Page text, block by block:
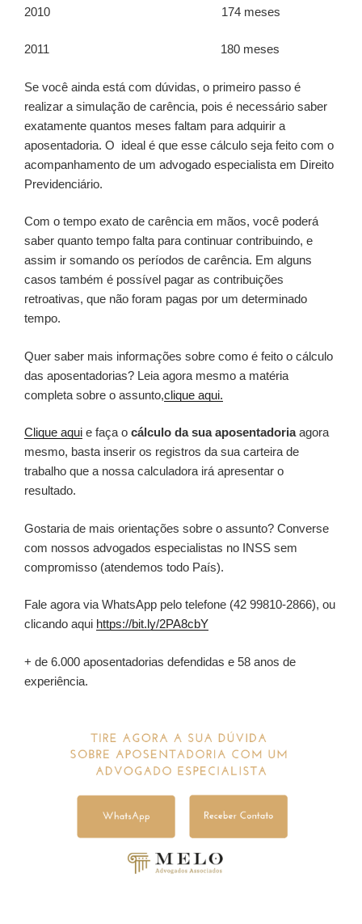
2010 174 meses
2011 180 meses
Se você ainda está com dúvidas, o primeiro passo é
realizar a simulação de carência, pois é necessário saber
exatamente quantos meses faltam para adquirir a
aposentadoria. O ideal é que esse cálculo seja feito com o
acompanhamento de um advogado especialista em Direito
Previdenciário.
Com o tempo exato de carência em mãos, você poderá
saber quanto tempo falta para continuar contribuindo, e
assim ir somando os períodos de carência. Em alguns
casos também é possível pagar as contribuições
retroativas, que não foram pagas por um determinado
tempo.
Quer saber mais informações sobre como é feito o cálculo
das aposentadorias? Leia agora mesmo a matéria
completa sobre o assunto,clique aqui.
Clique aqui e faça o cálculo da sua aposentadoriaagora
mesmo, basta inserir os registros da sua carteira de
trabalho que a nossa calculadora irá apresentar o
resultado.
Gostaria de mais orientações sobre o assunto? Converse
com nossos advogados especialistas no INSS sem
compromisso (atendemos todo País).
Fale agora via WhatsApp pelo telefone (42 99810-2866), ou
clicando aqui https://bit.ly/2PA8cbY
+ de 6.000 aposentadorias defendidas e 58 anos de
experiência.